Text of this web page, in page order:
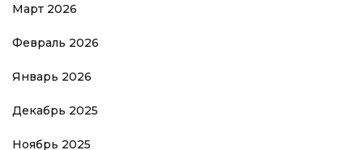
Март 2026
Февраль 2026
Январь 2026
Декабрь 2025
Ноябрь 2025